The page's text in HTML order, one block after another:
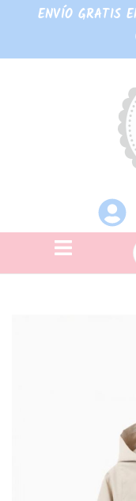
ENVÍO GRATIS